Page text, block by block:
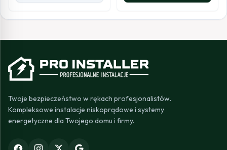
Twoje bezpieczeństwo w rękach profesjonalistów.
Kompleksowe instalacje niskoprądowe i systemy
energetyczne dla Twojego domu i firmy.